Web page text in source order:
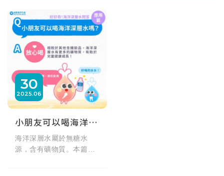
30
06
2025
小朋友可以喝海洋深層水嗎？
海洋深層水屬於無糖水
源，含有礦物質。本篇整